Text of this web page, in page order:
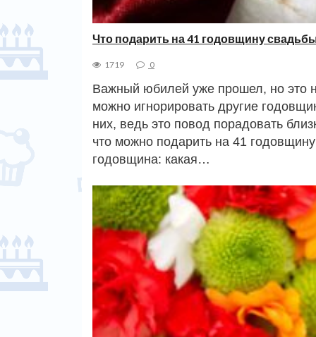
Что подарить на 41 годовщину
1719 0
Важный юбилей уже прошел, но это
можно игнорировать другие
них, ведь это повод порадовать
что можно подарить на 41
годовщина: какая…